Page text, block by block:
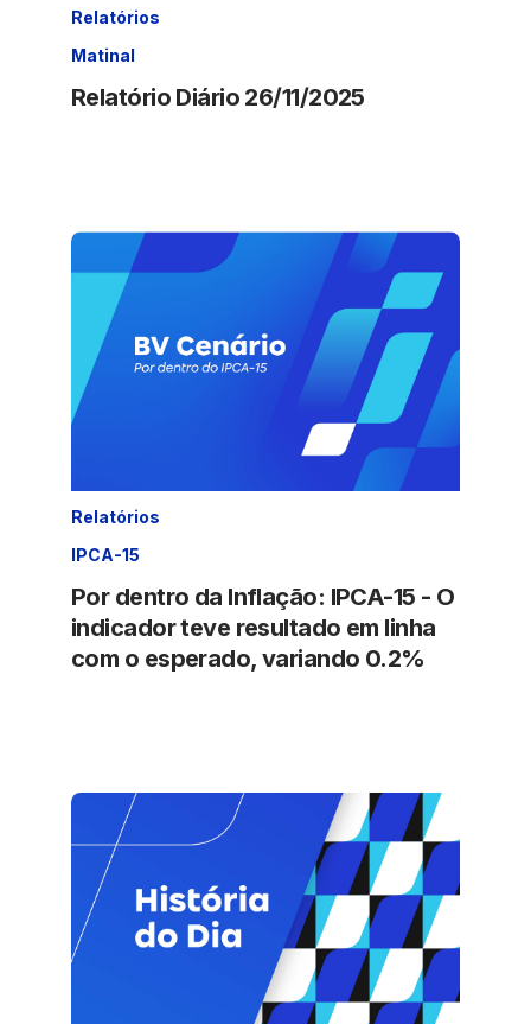
Relatórios
Matinal
Relatório Diário 26/11/2025
Relatórios
IPCA-15
Por dentro da Inflação: IPCA-15 - O
indicador teve resultado em linha
com o esperado, variando 0.2%